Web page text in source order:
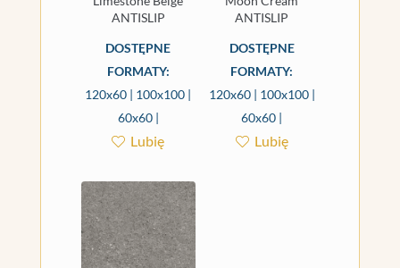
ANTISLIP
DOSTĘPNE
FORMATY:
120x60 | 100x100 |
60x60 |
Lubię
ANTISLIP
DOSTĘPNE
FORMATY:
120x60 | 100x100 |
60x60 |
Lubię